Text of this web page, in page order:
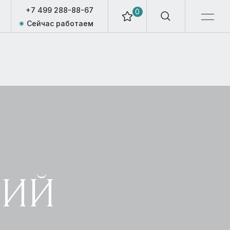
0
+7 499 288-88-67
Сейчас работаем